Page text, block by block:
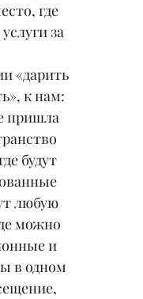
где
за
«дарить
к нам:
пришла
будут
любую
можно
и
в одном